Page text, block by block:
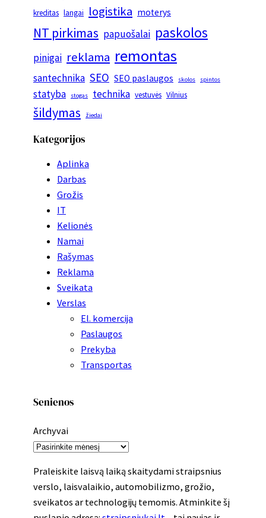
kreditas langai logistika moterys
NT pirkimas papuošalai paskolos
pinigai reklama remontas
santechnika SEO SEO paslaugos skolos spintos
statyba stogas technika vestuvės Vilnius
šildymas žiedai
Kategorijos
Aplinka
Darbas
Grožis
IT
Kelionės
Namai
Rašymas
Reklama
Sveikata
Verslas
El. komercija
Paslaugos
Prekyba
Transportas
Senienos
Archyvai
Praleiskite laisvą laiką skaitydami straipsnius
verslo, laisvalaikio, automobilizmo, grožio,
sveikatos ar technologijų temomis. Atminkite šį